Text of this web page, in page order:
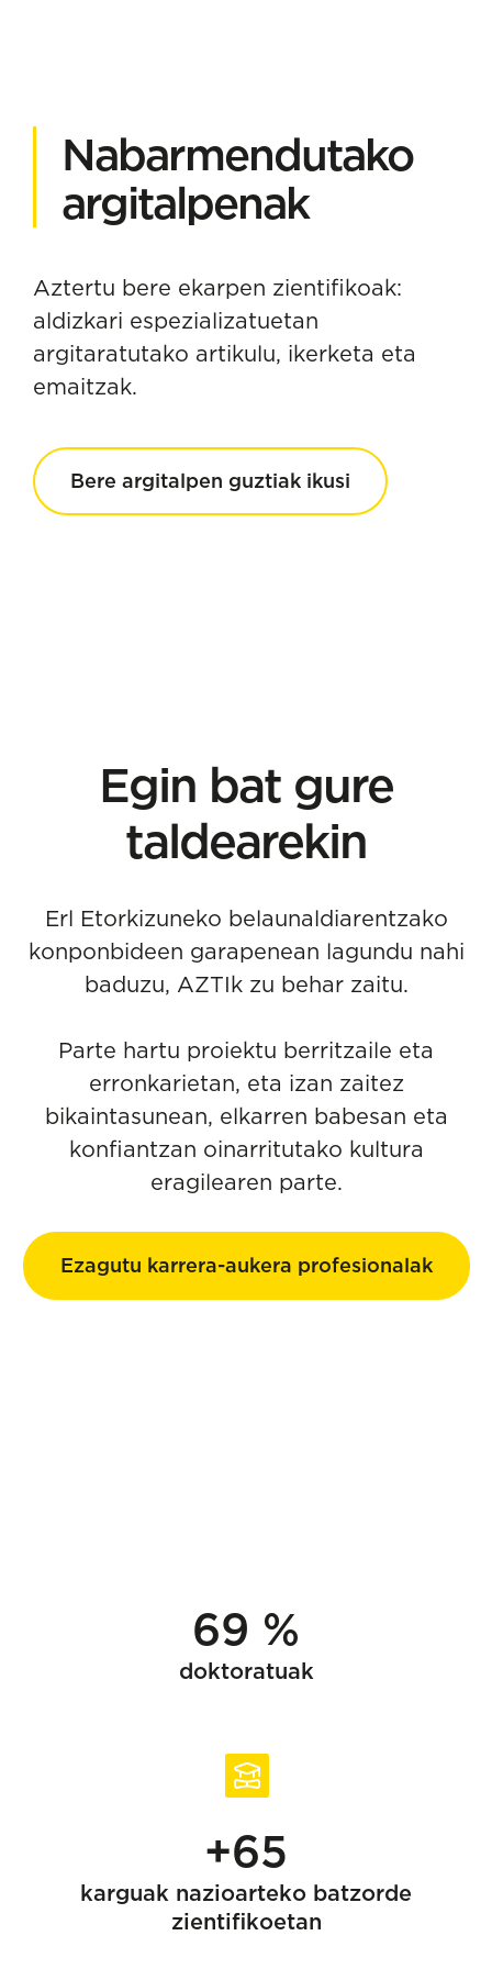
Nabarmendutako
argitalpenak
Aztertu bere ekarpen zientifikoak:
aldizkari espezializatuetan
argitaratutako artikulu, ikerketa eta
emaitzak.
Bere argitalpen guztiak ikusi
Egin bat gure
taldearekin
Erl Etorkizuneko belaunaldiarentzako
konponbideen garapenean lagundu nahi
baduzu, AZTIk zu behar zaitu.
Parte hartu proiektu berritzaile eta
erronkarietan, eta izan zaitez
bikaintasunean, elkarren babesan eta
konfiantzan oinarritutako kultura
eragilearen parte.
Ezagutu karrera-aukera profesionalak
69 %
doktoratuak
+65
karguak nazioarteko batzorde
zientifikoetan